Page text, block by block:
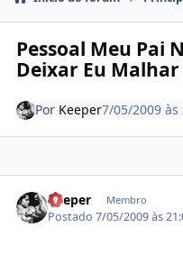
Pessoal Meu Pai
Deixar Eu
Por Keeper7/05/2009
Keeper Membro
Postado7/05/2009 às